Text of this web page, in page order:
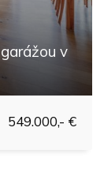
v
549.000,- €